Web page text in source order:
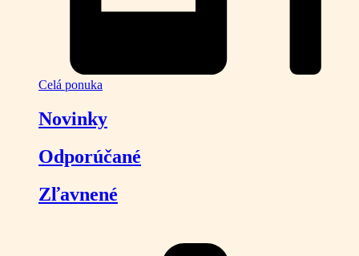
Celá ponuka
Novinky
Odporúčané
Zľavnené